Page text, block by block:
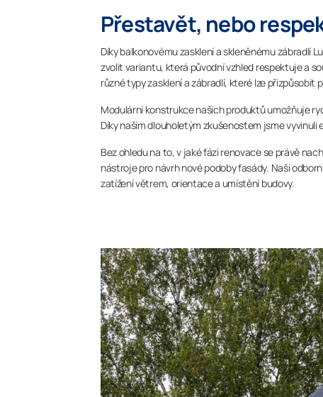
Přestavět, nebo
Díky balkonovému zasklení a skleněnému zábradlí
zvolit variantu, která původní vzhled respektuje a
různé typy zasklení a zábradlí, které lze přizpůsobit
Modulární konstrukce našich produktů umožňuje
Díky našim dlouholetým zkušenostem jsme
Bez ohledu na to, v jaké fázi renovace se právě
nástroje pro návrh nové podoby fasády. Naši
zatížení větrem, orientace a umístění budovy.